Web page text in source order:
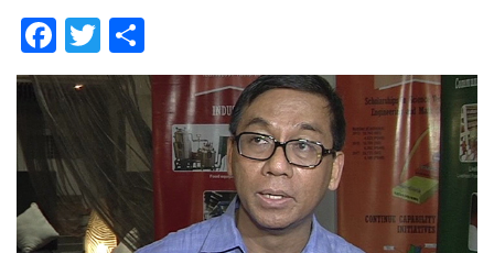
Facebook
Twitter